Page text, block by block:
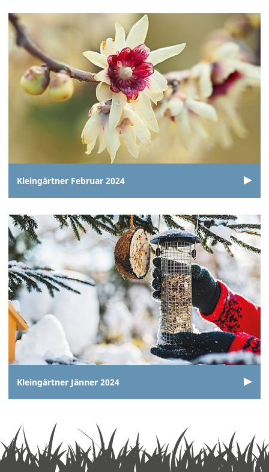
Kleingärtner Februar 2024
Kleingärtner Jänner 2024